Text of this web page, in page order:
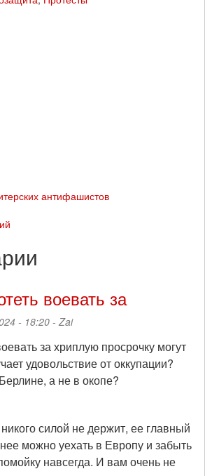
антифашистов
воевать за
- 18:20 - Zai
за хриплую просрочку могут
удовольствие от оккупации?
а не в окопе?
силой не держит, ее главный
можно уехать в Европу и забыть
навсегда. И вам очень не